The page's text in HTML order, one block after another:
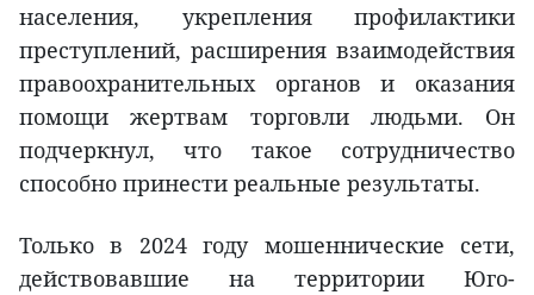
населения, укрепления профилактики
преступлений, расширения взаимодействия
правоохранительных органов и оказания
помощи жертвам торговли людьми. Он
подчеркнул, что такое сотрудничество
способно принести реальные результаты.
Только в 2024 году мошеннические сети,
действовавшие на территории Юго-